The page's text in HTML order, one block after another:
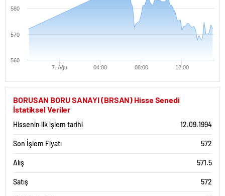
7. Ağu 04:00 08:00 12:00
560
570
580
BORUSAN BORU SANAYI (BRSAN) Hisse Senedi
İstatiksel Veriler
Hissenin ilk işlem tarihi 12.09.1994
Son İşlem Fiyatı 572
Alış 571.5
Satış 572